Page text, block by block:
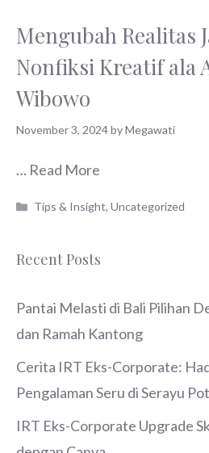
Mengubah Realitas
Nonfiksi Kreatif ala
Wibowo
November 3, 2024byMegawati
… Read More
Categories
Tips & Insight,Uncategorized
Recent Posts
Pantai Melasti di Bali Pilihan
dan Ramah Kantong
Cerita IRT Eks-Corporate:
Pengalaman Seru di Serayu
IRT Eks-Corporate Upgrade